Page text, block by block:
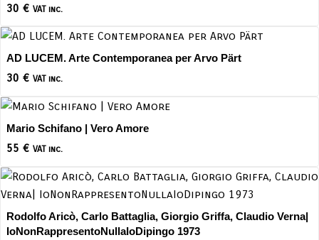
30 € VAT inc.
AD LUCEM. Arte Contemporanea per Arvo Pärt
30 € VAT inc.
Mario Schifano | Vero Amore
55 € VAT inc.
Rodolfo Aricò, Carlo Battaglia, Giorgio Griffa, Claudio Verna|
IoNonRappresentoNullaIoDipingo 1973